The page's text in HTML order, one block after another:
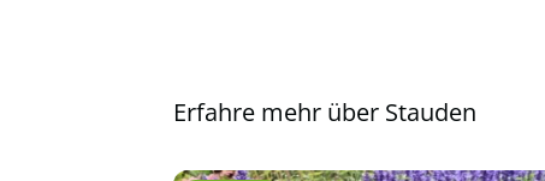
Erfahre mehr über Stauden